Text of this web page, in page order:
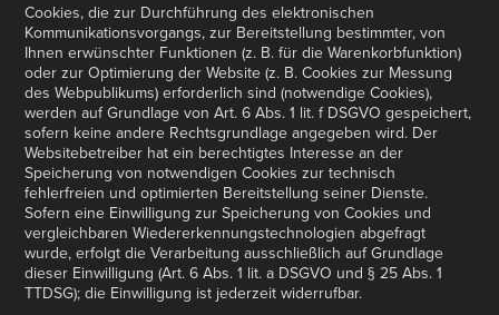
Cookies, die zur Durchführung des elektronischen
Kommunikationsvorgangs, zur Bereitstellung bestimmter, von
Ihnen erwünschter Funktionen (z. B. für die Warenkorbfunktion)
oder zur Optimierung der Website (z. B. Cookies zur Messung
des Webpublikums) erforderlich sind (notwendige Cookies),
werden auf Grundlage von Art. 6 Abs. 1 lit. f DSGVO gespeichert,
sofern keine andere Rechtsgrundlage angegeben wird. Der
Websitebetreiber hat ein berechtigtes Interesse an der
Speicherung von notwendigen Cookies zur technisch
fehlerfreien und optimierten Bereitstellung seiner Dienste.
Sofern eine Einwilligung zur Speicherung von Cookies und
vergleichbaren Wiedererkennungstechnologien abgefragt
wurde, erfolgt die Verarbeitung ausschließlich auf Grundlage
dieser Einwilligung (Art. 6 Abs. 1 lit. a DSGVO und § 25 Abs. 1
TTDSG); die Einwilligung ist jederzeit widerrufbar.